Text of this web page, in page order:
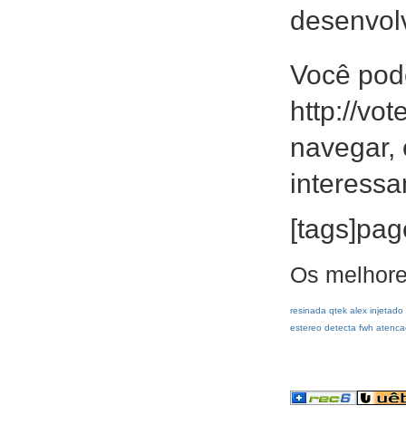
Você
http://
navegar,
Os
resinada qtek alex injetado
estereo detecta fwh